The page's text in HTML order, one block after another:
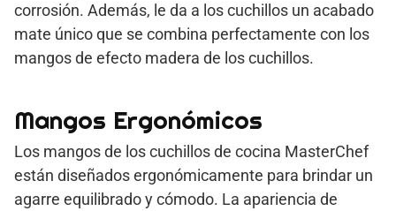
corrosión. Además, le da a los cuchillos un acabado
mate único que se combina perfectamente con los
mangos de efecto madera de los cuchillos.
Mangos Ergonómicos
Los mangos de los cuchillos de cocina MasterChef
están diseñados ergonómicamente para brindar un
agarre equilibrado y cómodo. La apariencia de